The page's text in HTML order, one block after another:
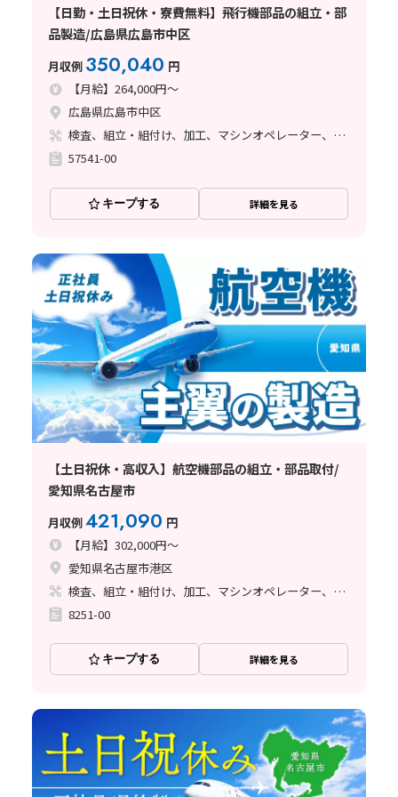
【日勤・土日祝休・寮費無料】飛行機部品の組立・部
品製造/広島県広島市中区
月収例 350,040 円
【月給】264,000円～
広島県広島市中区
検査、組立・組付け、加工、マシンオペレーター、クリーンルーム、品質管理、メンテナンス・保全、フォークリフト、玉掛け・クレーン、ライン作業、ハンダ付け、鋳造・鍛造、立ち作業、溶接、塗装、バリ取り
57541-00
キープする 詳細を見る
【土日祝休・高収入】航空機部品の組立・部品取付/
愛知県名古屋市
月収例421,090 円
【月給】302,000円～
愛知県名古屋市港区
検査、組立・組付け、加工、マシンオペレーター、品質管理、メンテナンス・保全、フォークリフト、玉掛け・クレーン、ライン作業、鋳造・鍛造、立ち作業、溶接、塗装、バリ取り
8251-00
キープする 詳細を見る